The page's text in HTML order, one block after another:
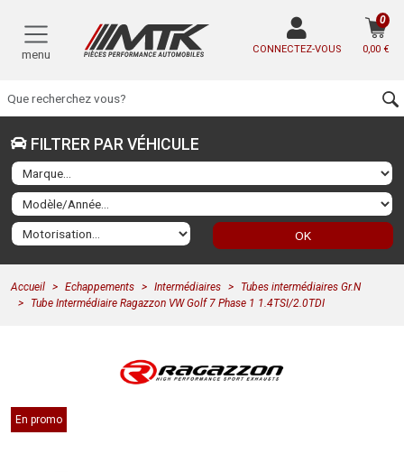
menu CONNECTEZ-VOUS 0,00 €
0
FILTRER PAR VÉHICULE
OK
Accueil Echappements Intermédiaires
Tubes intermédiaires Gr.N
Tube Intermédiaire Ragazzon VW Golf 7 Phase 1 1.4TSI/2.0TDI
En promo